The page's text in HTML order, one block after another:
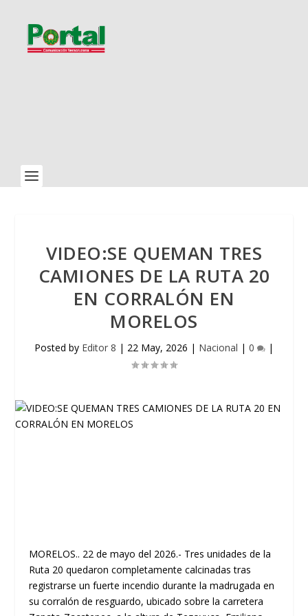
VIDEO:SE QUEMAN TRES
CAMIONES DE LA RUTA 20
EN CORRALÓN EN
MORELOS
Posted by Editor 8 | 22 May, 2026 | Nacional | 0 |
MORELOS.. 22 de mayo del 2026.- Tres unidades de la
Ruta 20 quedaron completamente calcinadas tras
registrarse un fuerte incendio durante la madrugada en
su corralón de resguardo, ubicado sobre la carretera